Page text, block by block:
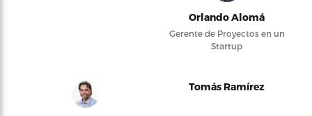
Orlando Alomá
Gerente de Proyectos en un
Startup
Tomás Ramírez